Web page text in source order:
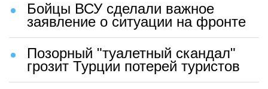
Бойцы ВСУ сделали важное
заявление о ситуации на фронте
Позорный "туалетный скандал"
грозит Турции потерей туристов